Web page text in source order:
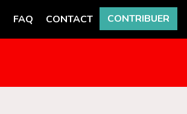
FAQ CONTACT CONTRIBUER